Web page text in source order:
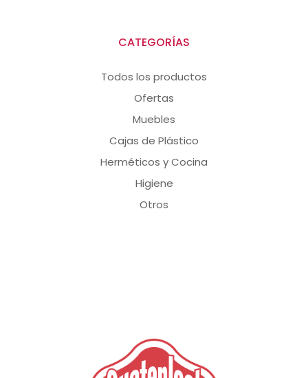
CATEGORÍAS
Todos los productos
Ofertas
Muebles
Cajas de Plástico
Herméticos y Cocina
Higiene
Otros